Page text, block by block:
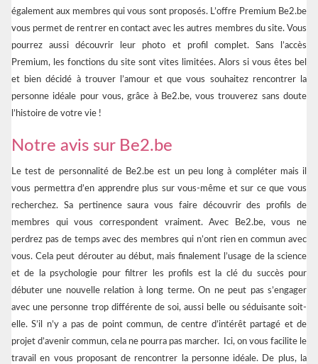
également aux membres qui vous sont proposés. L’offre Premium Be2.be
vous permet de rentrer en contact avec les autres membres du site. Vous
pourrez aussi découvrir leur photo et profil complet. Sans l’accès
Premium, les fonctions du site sont vites limitées. Alors si vous êtes bel
et bien décidé à trouver l’amour et que vous souhaitez rencontrer la
personne idéale pour vous, grâce à Be2.be, vous trouverez sans doute
l’histoire de votre vie !
Notre avis sur Be2.be
Le test de personnalité de Be2.be est un peu long à compléter mais il
vous permettra d’en apprendre plus sur vous-même et sur ce que vous
recherchez. Sa pertinence saura vous faire découvrir des profils de
membres qui vous correspondent vraiment. Avec Be2.be, vous ne
perdrez pas de temps avec des membres qui n’ont rien en commun avec
vous. Cela peut dérouter au début, mais finalement l’usage de la science
et de la psychologie pour filtrer les profils est la clé du succès pour
débuter une nouvelle relation à long terme. On ne peut pas s’engager
avec une personne trop différente de soi, aussi belle ou séduisante soit-
elle. S’il n’y a pas de point commun, de centre d’intérêt partagé et de
projet d’avenir commun, cela ne pourra pas marcher. Ici, on vous facilite le
travail en vous proposant de rencontrer la personne idéale. De plus, la